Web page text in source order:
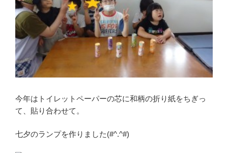
今年はトイレットペーパーの芯に和柄の折り紙をちぎっ
て、貼り合わせて。
七夕のランプを作りました(#^.^#)